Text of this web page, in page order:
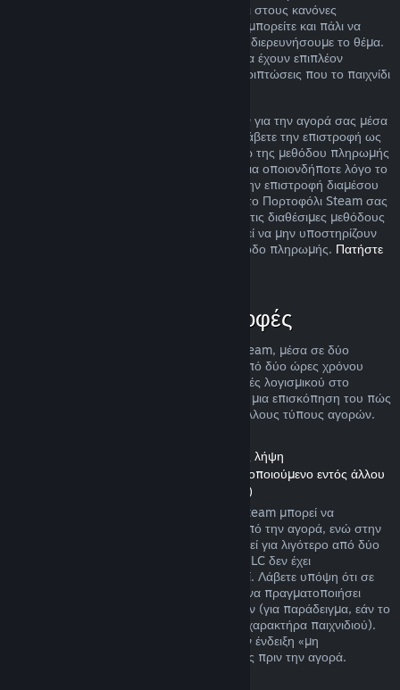
ακόμα και αν η περίπτωσή σας δεν εμπίπτει στους κανόνες
επιστροφής χρημάτων που περιγράφουμε, μπορείτε και πάλι να
ζητήσετε επιστροφή χρημάτων και εμείς θα διερευνήσουμε το θέμα.
Σε ορισμένες περιοχές, οι πελάτες μπορεί να έχουν επιπλέον
δικαιώματα για επιστροφή χρημάτων σε περιπτώσεις που το παιχνίδι
Θα σας δοθεί πλήρης επιστροφή χρημάτων για την αγορά σας μέσα
σε μια βδομάδα από την έγκρισή της. Θα λάβετε την επιστροφή ως
χρήματα στο Πορτοφόλι Steam σας ή μέσω της μεθόδου πληρωμής
που χρησιμοποιήσατε για την αγορά. Εάν για οποιονδήποτε λόγο το
Steam δεν μπορέσει να πραγματοποιήσει την επιστροφή διαμέσου
της αρχικής σας μεθόδου πληρωμής, τότε το Πορτοφόλι Steam σας
θα πιστωθεί το πλήρες ποσό. Κάποιες από τις διαθέσιμες μεθόδους
πληρωμής του Steam στη χώρα σας μπορεί να μην υποστηρίζουν
επιστροφές αγορών πίσω στην αρχική μέθοδο πληρωμής. Πατήστε
Πότε ισχύουν οι επιστροφές
Η προσφορά επιστροφής χρημάτων του Steam, μέσα σε δύο
βδομάδες από την αγορά και με λιγότερο από δύο ώρες χρόνου
παιχνιδιού, ισχύει για παιχνίδια και εφαρμογές λογισμικού στο
Κατάστημα Steam. Εδώ μπορείτε να βρείτε μια επισκόπηση του πώς
λειτουργούν οι επιστροφές χρημάτων για άλλους τύπους αγορών.
Επιστροφή χρημάτων σε Περιεχόμενο προς λήψη
(Περιεχόμενο Καταστήματος Steam χρησιμοποιούμενο εντός άλλου
παιχνιδιού ή εφαρμογής λογισμικού, «DLC»)
DLC που αγοράστηκε από το Κατάστημα Steam μπορεί να
επιστραφεί μέσα σε δεκατέσσερις ημέρες από την αγορά, ενώ στην
περίπτωση που ο σχετικός τίτλος έχει παιχτεί για λιγότερο από δύο
ώρες από την αγορά του DLC, εφόσον το DLC δεν έχει
χρησιμοποιηθεί, τροποποιηθεί ή μεταφερθεί. Λάβετε υπόψη ότι σε
μερικές περιπτώσεις, το Steam δεν μπορεί να πραγματοποιήσει
επιστροφή χρημάτων για κάποια DLC τρίτων (για παράδειγμα, εάν το
DLC αυξάνει ανεπιστρεπτί το επίπεδο ενός χαρακτήρα παιχνιδιού).
Αυτές οι εξαιρέσεις θα φέρουν ευκρινώς την ένδειξη «μη
επιστρέψιμο» στη σελίδα του Καταστήματος πριν την αγορά.